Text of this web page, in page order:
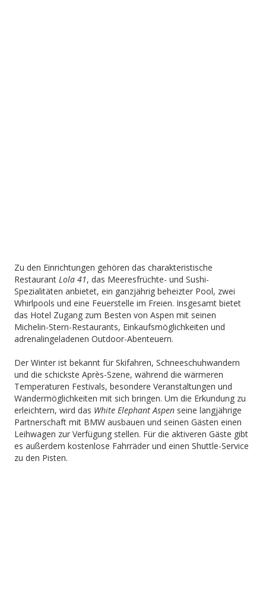
Zu den Einrichtungen gehören das charakteristische
Restaurant Lola 41, das Meeresfrüchte- und Sushi-
Spezialitäten anbietet, ein ganzjährig beheizter Pool, zwei
Whirlpools und eine Feuerstelle im Freien. Insgesamt bietet
das Hotel Zugang zum Besten von Aspen mit seinen
Michelin-Stern-Restaurants, Einkaufsmöglichkeiten und
adrenalingeladenen Outdoor-Abenteuern.
Der Winter ist bekannt für Skifahren, Schneeschuhwandern
und die schickste Après-Szene, während die wärmeren
Temperaturen Festivals, besondere Veranstaltungen und
Wandermöglichkeiten mit sich bringen. Um die Erkundung zu
erleichtern, wird das White Elephant Aspen seine langjährige
Partnerschaft mit BMW ausbauen und seinen Gästen einen
Leihwagen zur Verfügung stellen. Für die aktiveren Gäste gibt
es außerdem kostenlose Fahrräder und einen Shuttle-Service
zu den Pisten.